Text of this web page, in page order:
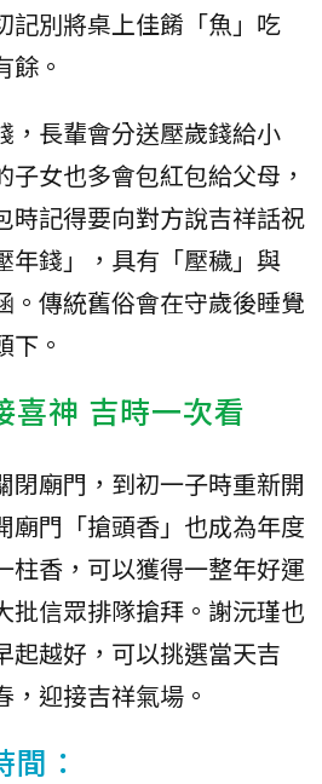
記別將桌上佳餚「魚」吃
餘。
，長輩會分送壓歲錢給小
女也多會包紅包給父母，
時記得要向對方說吉祥話祝
年錢」，具有「壓穢」與
。傳統舊俗會在守歲後睡覺
下。
喜神 吉時一次看
閉廟門，到初一子時重新開
廟門「搶頭香」也成為年度
柱香，可以獲得一整年好運
批信眾排隊搶拜。謝沅瑾也
起越好，可以挑選當天吉
，迎接吉祥氣場。
：